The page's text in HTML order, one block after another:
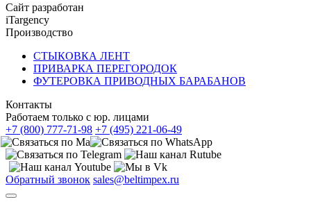
Сайт разработан
iTargency
Производство
СТЫКОВКА ЛЕНТ
ПРИВАРКА ПЕРЕГОРОДОК
ФУТЕРОВКА ПРИВОДНЫХ БАРАБАНОВ
Контакты
Работаем только с юр. лицами
+7 (800) 777-71-98 +7 (495) 221-06-49
Обратный звонок sales@beltimpex.ru